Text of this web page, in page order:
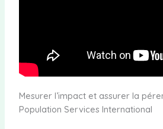
Mesurer l’impact et assurer la
Population Services International